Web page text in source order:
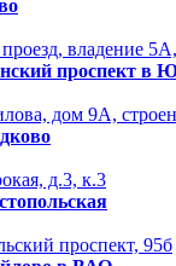
владение
проспект в
дом 9A,
д.3, к.3
проспект, 95б